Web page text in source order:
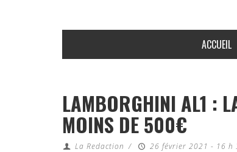
ACCUEIL
LAMBORGHINI AL1 :
MOINS DE 500€
La Redaction / 26 février 2021 - 16 h